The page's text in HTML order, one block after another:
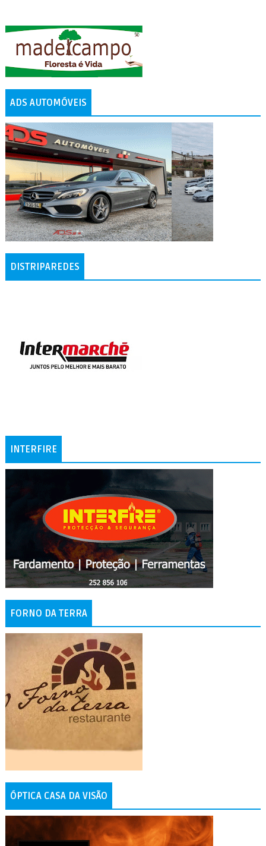
ADS AUTOMÓVEIS
DISTRIPAREDES
INTERFIRE
FORNO DA TERRA
ÓPTICA CASA DA VISÃO